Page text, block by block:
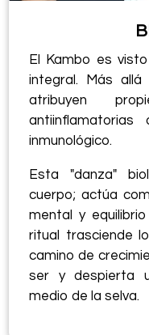
El Kambo es
integral. Más
atribuyen
inmunológico.
Esta "danza"
cuerpo; actúa
mental y
ritual trasciende
camino de
ser y despierta
medio de la selva.